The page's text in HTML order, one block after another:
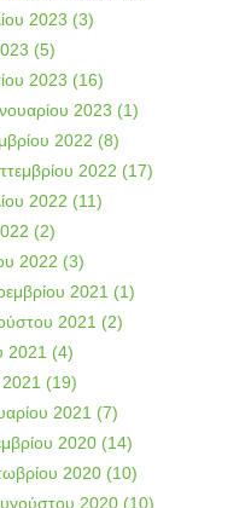
2023 (3)
(5)
2023 (16)
2023 (1)
2022 (8)
2022 (17)
2022 (11)
(2)
2022 (3)
2021 (1)
2021 (2)
2021 (4)
2021 (19)
2021 (7)
2020 (14)
2020 (10)
2020 (10)